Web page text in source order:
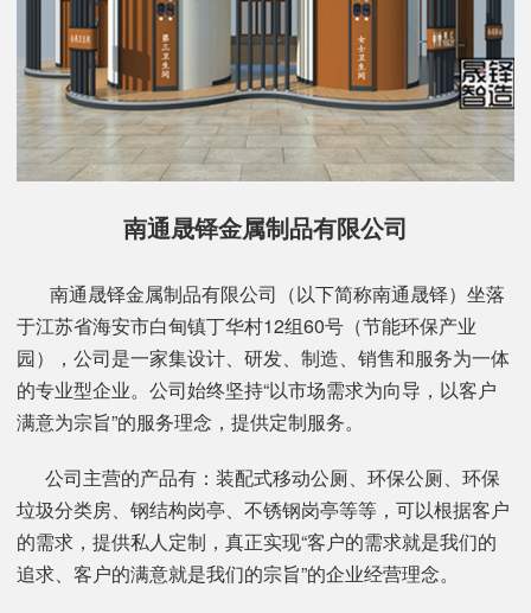
南通晟铎金属制品有限公司
南通晟铎金属制品有限公司（以下简称南通晟铎）坐落
于江苏省海安市白甸镇丁华村12组60号（节能环保产业
园），公司是一家集设计、研发、制造、销售和服务为一体
的专业型企业。公司始终坚持“以市场需求为向导，以客户
满意为宗旨”的服务理念，提供定制服务。
公司主营的产品有：装配式移动公厕、环保公厕、环保
垃圾分类房、钢结构岗亭、不锈钢岗亭等等，可以根据客户
的需求，提供私人定制，真正实现“客户的需求就是我们的
追求、客户的满意就是我们的宗旨”的企业经营理念。